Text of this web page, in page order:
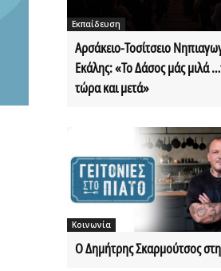
Εκπαίδευση
Αρσάκειο-Τοσίτσειο
Εκάλης: «Το Δάσος μάς μιλά
τώρα και μετά»
Κοινωνία
Ο Δημήτρης Σκαρμούτσος